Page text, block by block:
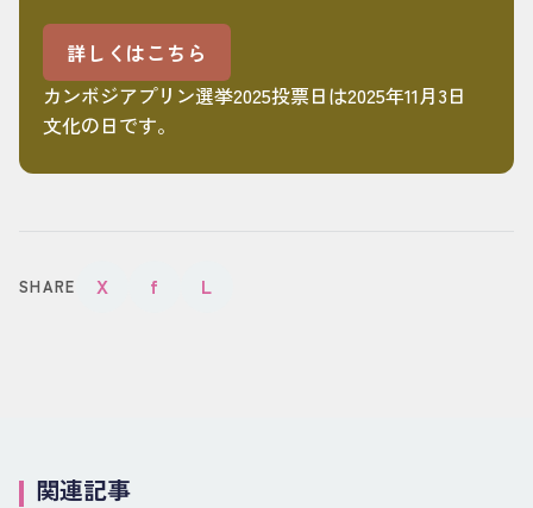
詳しくはこちら
カンボジアプリン選挙2025投票日は2025年11月3日
文化の日です。
SHARE X f L
関連記事